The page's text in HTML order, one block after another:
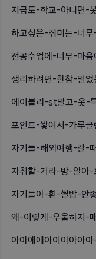
지금도-학교-아니면-
하고싶은-취미는-너
전공수업에-너무-마
생리하려면-한참-멀
에이블리-st말고-옷-
포인트-쌓여서-가루
자기들-해외여행-갈-
자취할-거라-방-알아
자기들아-흰-쌀밥-안
왜-이렇게-우울하지
아아애애아이아아아